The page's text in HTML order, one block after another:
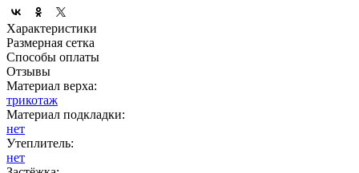
Характеристики
Размерная сетка
Способы оплаты
Отзывы
Материал верха:
трикотаж
Материал подкладки:
нет
Утеплитель:
нет